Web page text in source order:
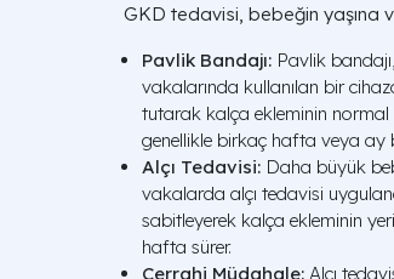
GKD tedavisi, bebeğin yaşına
Pavlik Bandajı: Pavlik
vakalarında kullanılan bir
tutarak kalça ekleminin normal
genellikle birkaç hafta veya ay
Alçı Tedavisi: Daha büyük
vakalarda alçı tedavisi
sabitleyerek kalça ekleminin
hafta sürer.
Cerrahi Müdahale: Alçı